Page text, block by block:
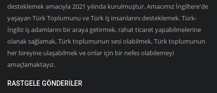
desteklemek amacıyla 2021 yılında kurulmuştur. Amacımız İngiltere'de
yaşayan Türk Toplumunu ve Türk iş insanlarını desteklemek. Türk-
İngiliz iş adamlarını bir araya getirmek, rahat ticaret yapabilmelerine
olanak sağlamak, Türk toplumunun sesi olabilmek, Türk toplumunun
her bireyine ulaşabilmek ve onlar için bir nefes olabilemeyi
amaçlamaktayız.
RASTGELE GÖNDERILER